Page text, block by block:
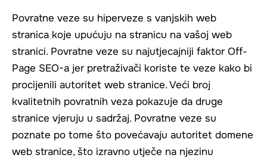
Povratne veze su hiperveze s vanjskih web
stranica koje upućuju na stranicu na vašoj web
stranici. Povratne veze su najutjecajniji faktor Off-
Page SEO-a jer pretraživači koriste te veze kako bi
procijenili autoritet web stranice. Veći broj
kvalitetnih povratnih veza pokazuje da druge
stranice vjeruju u sadržaj. Povratne veze su
poznate po tome što povećavaju autoritet domene
web stranice, što izravno utječe na njezinu